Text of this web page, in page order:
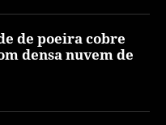
de poeira cobre
densa nuvem de